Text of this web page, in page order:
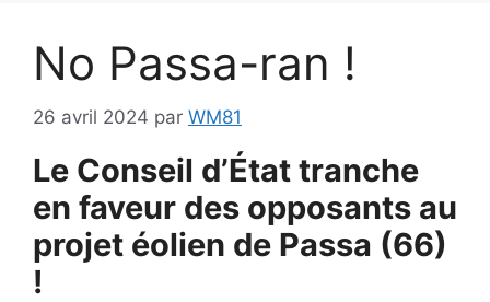
No Passa-ran !
26 avril 2024 par WM81
Le Conseil d’État tranche
en faveur des opposants au
projet éolien de Passa (66)
!